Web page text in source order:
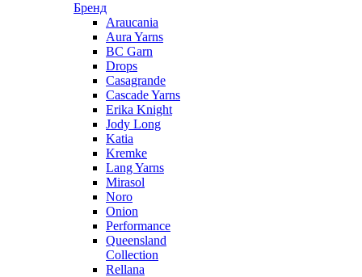
Бренд
Araucania
Aura Yarns
BC Garn
Drops
Casagrande
Cascade Yarns
Erika Knight
Jody Long
Katia
Kremke
Lang Yarns
Mirasol
Noro
Onion
Performance
Queensland
Collection
Rellana